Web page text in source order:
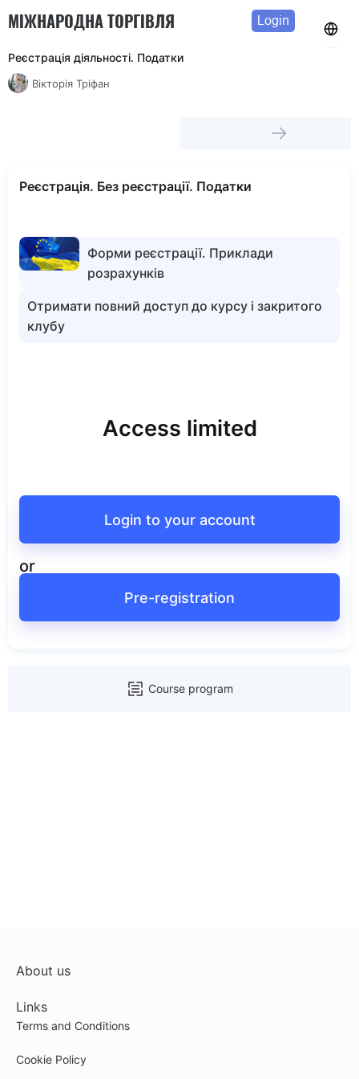
МІЖНАРОДНА ТОРГІВЛЯ Login
Реєстрація діяльності. Податки
Вікторія Тріфан
Реєстрація. Без реєстрації. Податки
Форми реєстрації. Приклади
розрахунків
Отримати повний доступ до курсу і закритого
клубу
Access limited
Login to your account
or
Pre-registration
Course program
About us
Links
Terms and Conditions
Cookie Policy